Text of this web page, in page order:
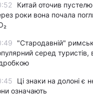
Китай оточив
роки вона почала
"Стародавній"
серед туристів,
Ці знаки на долоні є
означають